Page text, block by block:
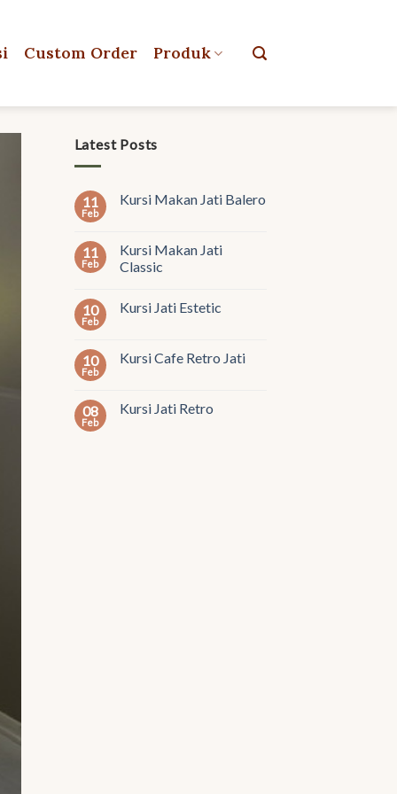
Custom Order Produk
Latest Posts
11
Feb
Kursi Makan Jati Balero
11
Feb
Kursi Makan Jati
Classic
10
Feb
Kursi Jati Estetic
10
Feb
Kursi Cafe Retro Jati
08
Feb
Kursi Jati Retro